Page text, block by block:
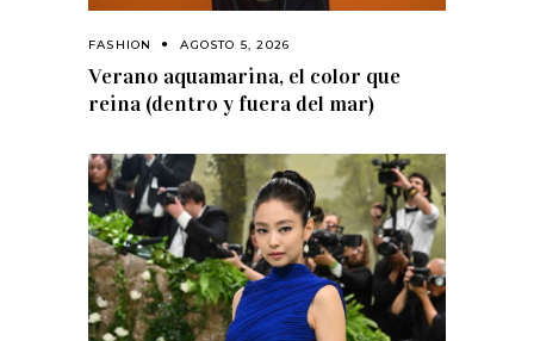
FASHION AGOSTO 5, 2026
Verano aquamarina, el color que
reina (dentro y fuera del mar)